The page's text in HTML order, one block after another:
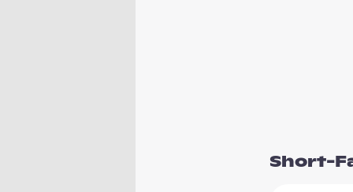
Short-